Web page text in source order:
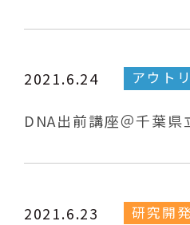
2021.6.24 アウト
DNA出前講座＠千葉
2021.6.23 研究開発